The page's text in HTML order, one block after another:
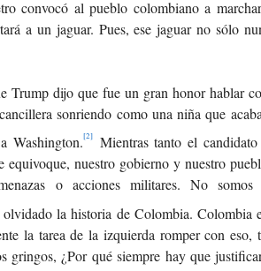
convocó al pueblo colombiano a
a un jaguar. Pues, ese jaguar no sólo
Trump dijo que fue un gran honor hablar
sonriendo como una niña que
Washington.[2]Mientras tanto el
equivoque, nuestro gobierno y nuestro
o acciones militares. No
olvidado la historia de Colombia.
la tarea de la izquierda romper con
gringos, ¿Por qué siempre hay que